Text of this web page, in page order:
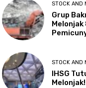
STOCK AND
Grup
Melonjak
STOCK AND
IHSG